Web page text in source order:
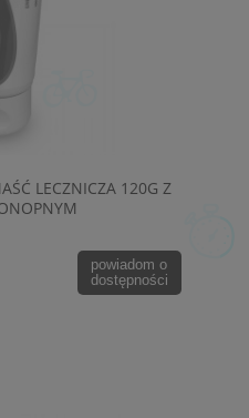
LECZNICZA 120G Z
powiadom o
dostępności